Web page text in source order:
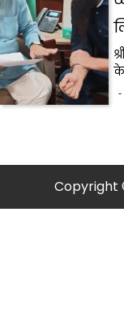
के
Copyright